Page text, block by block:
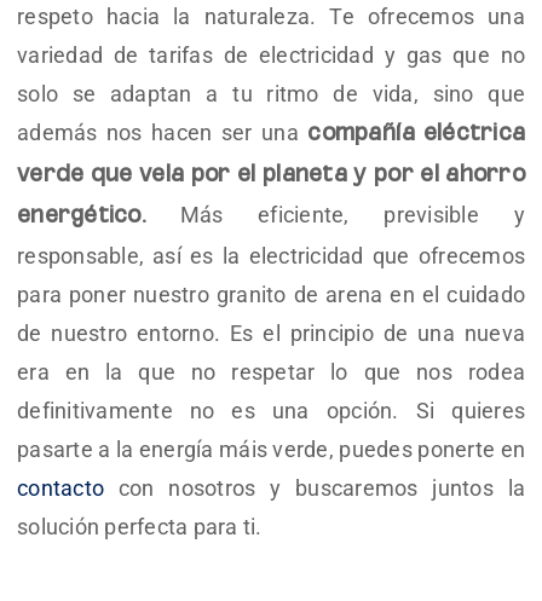
respeto hacia la naturaleza. Te ofrecemos una
variedad de tarifas de electricidad y gas que no
solo se adaptan a tu ritmo de vida, sino que
además nos hacen ser una compañía eléctrica
verde que vela por el planeta y por el ahorro
energético. Más eficiente, previsible y
responsable, así es la electricidad que ofrecemos
para poner nuestro granito de arena en el cuidado
de nuestro entorno. Es el principio de una nueva
era en la que no respetar lo que nos rodea
definitivamente no es una opción. Si quieres
pasarte a la energía máis verde, puedes ponerte en
contacto con nosotros y buscaremos juntos la
solución perfecta para ti.